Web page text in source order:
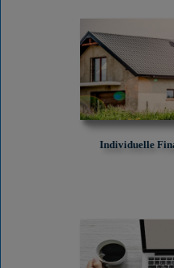
Individuelle